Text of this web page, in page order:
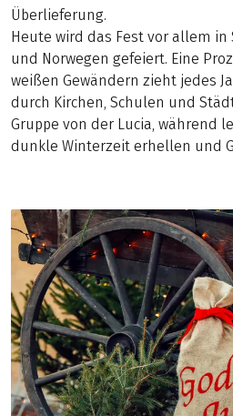
Überlieferung.
Heute wird das Fest vor allem in
und Norwegen gefeiert. Eine
weißen Gewändern zieht jedes
durch Kirchen, Schulen und
Gruppe von der Lucia, während
dunkle Winterzeit erhellen und